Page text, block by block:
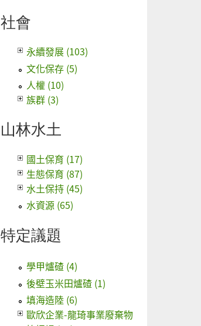
社會
永續發展 (103)
文化保存 (5)
人權 (10)
族群 (3)
山林水土
國土保育 (17)
生態保育 (87)
水土保持 (45)
水資源 (65)
特定議題
學甲爐碴 (4)
後壁玉米田爐碴 (1)
填海造陸 (6)
歐欣企業-龍琦事業廢棄物